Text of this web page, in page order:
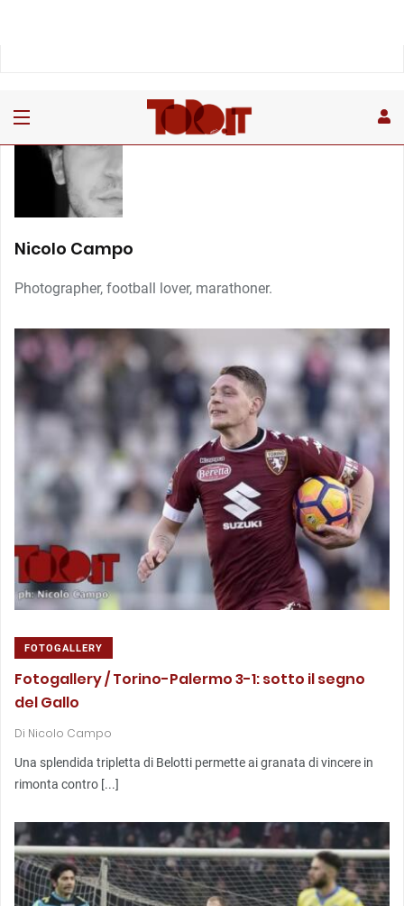
Nicolo Campo
Photographer, football lover, marathoner.
FOTOGALLERY
Fotogallery / Torino-Palermo 3-1: sotto il segno
del Gallo
Di Nicolo Campo
Una splendida tripletta di Belotti permette ai granata di vincere in
rimonta contro [...]